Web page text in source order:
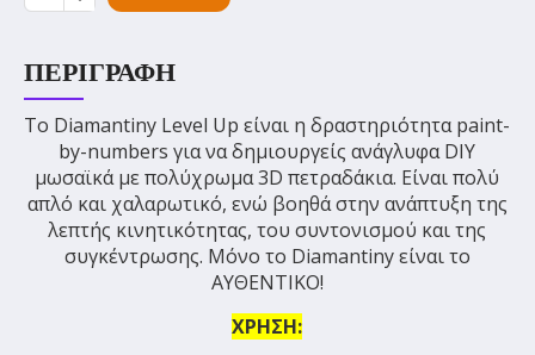
ΠΕΡΙΓΡΑΦΉ
Το Diamantiny Level Up είναι η δραστηριότητα paint-
by-numbers για να δημιουργείς ανάγλυφα DIY
μωσαϊκά με πολύχρωμα 3D πετραδάκια. Είναι πολύ
απλό και χαλαρωτικό, ενώ βοηθά στην ανάπτυξη της
λεπτής κινητικότητας, του συντονισμού και της
συγκέντρωσης. Μόνο το Diamantiny είναι το
ΑΥΘΕΝΤΙΚΟ!
ΧΡΗΣΗ: